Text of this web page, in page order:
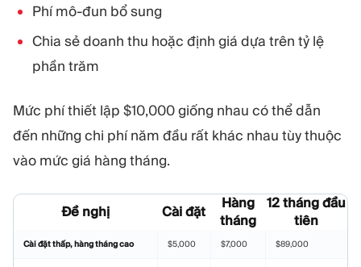
Phí mô-đun bổ sung
Chia sẻ doanh thu hoặc định giá dựa trên tỷ lệ
phần trăm
Mức phí thiết lập $10,000 giống nhau có thể dẫn
đến những chi phí năm đầu rất khác nhau tùy thuộc
vào mức giá hàng tháng.
Đề nghị Cài đặt
Hàng
tháng
12 tháng đầu
tiên
Cài đặt thấp, hàng tháng cao $5,000 $7,000 $89,000